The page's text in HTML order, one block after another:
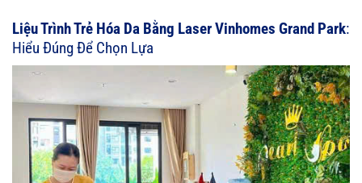
Liệu Trình Trẻ Hóa Da Bằng Laser Vinhomes Grand Park:
Hiểu Đúng Để Chọn Lựa